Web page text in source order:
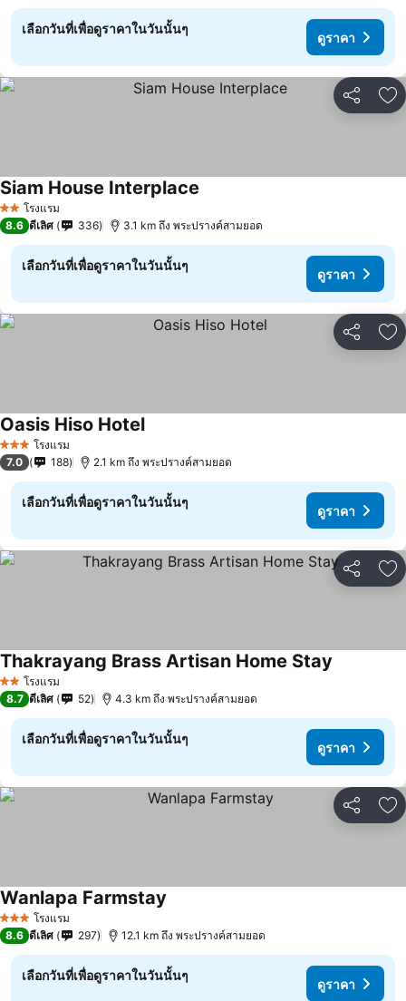
เลือกวันที่เพื่อดูราคาในวันนั้นๆ
ดูราคา
แชร์ เ
2 ดาวโรงแรม
Siam House Interplace
8.6 ดีเลิศ 336 3.1 km ถึง พระปรางค์สามยอด
เลือกวันที่เพื่อดูราคาในวันนั้นๆ
ดูราคา
แชร์ เ
3 ดาว โรงแรม
Oasis Hiso Hotel
7.0 188 2.1 km ถึง พระปรางค์สามยอด
เลือกวันที่เพื่อดูราคาในวันนั้นๆ
ดูราคา
แชร์ เ
2 ดาวโรงแรม
Thakrayang Brass Artisan Home Stay
8.7 ดีเลิศ 52 4.3 km ถึง พระปรางค์สามยอด
เลือกวันที่เพื่อดูราคาในวันนั้นๆ
ดูราคา
แชร์ เ
3 ดาว โรงแรม
Wanlapa Farmstay
8.6 ดีเลิศ 297 12.1 km ถึง พระปรางค์สามยอด
เลือกวันที่เพื่อดูราคาในวันนั้นๆ
ดูราคา